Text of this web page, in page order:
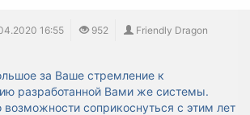
16:55 952
Friendly Dragon
за Ваше стремление к
разработанной Вами же системы.
соприкоснуться с этим лет